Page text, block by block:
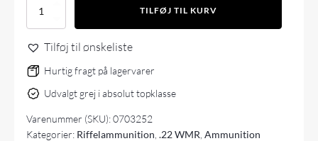
Mag
.22
40
gr
TMJ
antal
TILFØJ TIL KURV
Tilføj til ønskeliste
Hurtig fragt på lagervarer
Udvalgt grej i absolut topklasse
Varenummer (SKU):0703252
Kategorier: Riffelammunition ,.22 WMR ,Ammunition